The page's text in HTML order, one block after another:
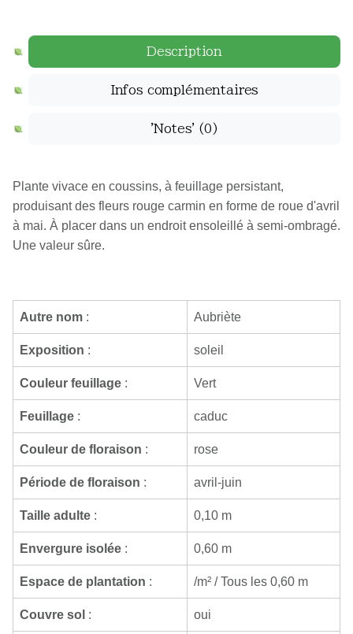
Description
Infos complémentaires
'Notes' (0)
Plante vivace en coussins, à feuillage persistant,
produisant des fleurs rouge carmin en forme de roue d'avril
à mai. À placer dans un endroit ensoleillé à semi-ombragé.
Une valeur sûre.
Autre nom : Aubriète
Exposition : soleil
Couleur feuillage : Vert
Feuillage : caduc
Couleur de floraison : rose
Période de floraison : avril-juin
Taille adulte : 0,10 m
Envergure isolée : 0,60 m
Espace de plantation : /m² / Tous les 0,60 m
Couvre sol : oui